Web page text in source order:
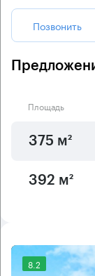
Позвонить
Площадь
375 м²
392 м²
8.2